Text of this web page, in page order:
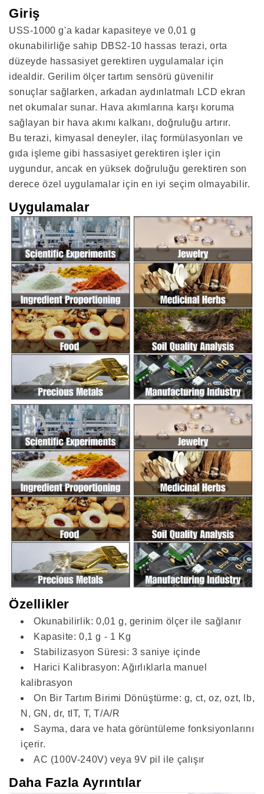
Giriş
USS-1000 g'a kadar kapasiteye ve 0,01 g
okunabilirliğe sahip DBS2-10 hassas terazi, orta
düzeyde hassasiyet gerektiren uygulamalar için
idealdir. Gerilim ölçer tartım sensörü güvenilir
sonuçlar sağlarken, arkadan aydınlatmalı LCD ekran
net okumalar sunar. Hava akımlarına karşı koruma
sağlayan bir hava akımı kalkanı, doğruluğu artırır.
Bu terazi, kimyasal deneyler, ilaç formülasyonları ve
gıda işleme gibi hassasiyet gerektiren işler için
uygundur, ancak en yüksek doğruluğu gerektiren son
derece özel uygulamalar için en iyi seçim olmayabilir.
Uygulamalar
Özellikler
Okunabilirlik: 0,01 g, gerinim ölçer ile sağlanır
Kapasite: 0,1 g - 1 Kg
Stabilizasyon Süresi: 3 saniye içinde
Harici Kalibrasyon: Ağırlıklarla manuel
kalibrasyon
On Bir Tartım Birimi Dönüştürme: g, ct, oz, ozt, lb,
N, GN, dr, tIT, T, T/A/R
Sayma, dara ve hata görüntüleme fonksiyonlarını
içerir.
AC (100V-240V) veya 9V pil ile çalışır
Daha Fazla Ayrıntılar